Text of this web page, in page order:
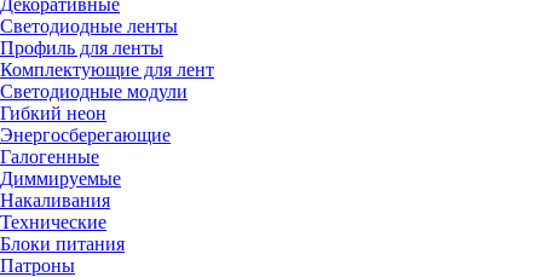
Декоративные
Светодиодные ленты
Профиль для ленты
Комплектующие для лент
Светодиодные модули
Гибкий неон
Энергосберегающие
Галогенные
Диммируемые
Накаливания
Технические
Блоки питания
Патроны